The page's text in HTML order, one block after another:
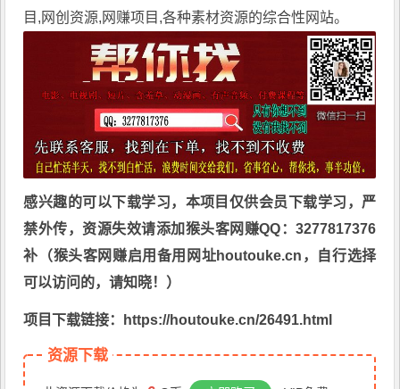
目,网创资源, 网赚项目 ,各种素材资源的综合性网站。
感兴趣的可以下载学习，本项目仅供会员下载学习，严
禁外传，资源失效请添加猴头客网赚QQ：3277817376
补（猴头客网赚启用备用网址houtouke.cn，自行选择
可以访问的，请知晓！）
项目下载链接：https://houtouke.cn/26491.html
资源下载